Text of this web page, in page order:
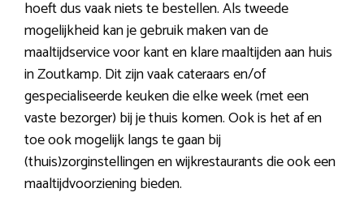
hoeft dus vaak niets te bestellen. Als tweede
mogelijkheid kan je gebruik maken van de
maaltijdservice voor kant en klare maaltijden aan huis
in Zoutkamp. Dit zijn vaak cateraars en/of
gespecialiseerde keuken die elke week (met een
vaste bezorger) bij je thuis komen. Ook is het af en
toe ook mogelijk langs te gaan bij
(thuis)zorginstellingen en wijkrestaurants die ook een
maaltijdvoorziening bieden.